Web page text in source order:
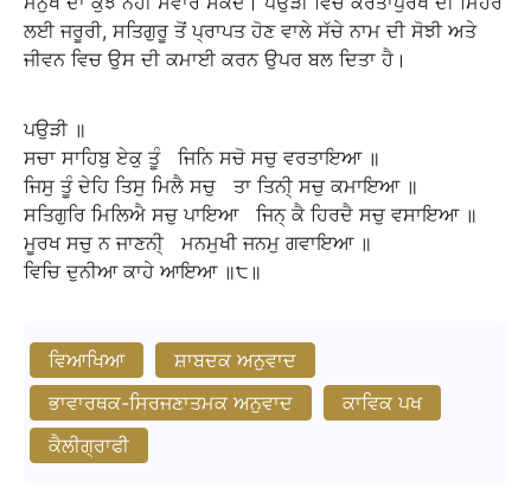
ਲਈ ਜਰੂਰੀ, ਸਤਿਗੁਰੂ ਤੋਂ ਪ੍ਰਾਪਤ ਹੋਣ ਵਾਲੇ ਸੱਚੇ ਨਾਮ ਦੀ ਸੋਝੀ ਅਤੇ
ਜੀਵਨ ਵਿਚ ਉਸ ਦੀ ਕਮਾਈ ਕਰਨ ਉਪਰ ਬਲ ਦਿਤਾ ਹੈ।
ਪਉੜੀ ॥
ਸਚਾ ਸਾਹਿਬੁ ਏਕੁ ਤੂੰ ਜਿਨਿ ਸਚੋ ਸਚੁ ਵਰਤਾਇਆ ॥
ਜਿਸੁ ਤੂੰ ਦੇਹਿ ਤਿਸੁ ਮਿਲੈ ਸਚੁ ਤਾ ਤਿਨੀ੍ ਸਚੁ ਕਮਾਇਆ ॥
ਸਤਿਗੁਰਿ ਮਿਲਿਐ ਸਚੁ ਪਾਇਆ ਜਿਨ੍ ਕੈ ਹਿਰਦੈ ਸਚੁ ਵਸਾਇਆ ॥
ਮੂਰਖ ਸਚੁ ਨ ਜਾਣਨੀ੍ ਮਨਮੁਖੀ ਜਨਮੁ ਗਵਾਇਆ ॥
ਵਿਚਿ ਦੁਨੀਆ ਕਾਹੇ ਆਇਆ ॥੮॥
ਵਿਆਖਿਆ
ਸ਼ਾਬਦਕ ਅਨੁਵਾਦ
ਭਾਵਾਰਥਕ-ਸਿਰਜਣਾਤਮਕ ਅਨੁਵਾਦ
ਕਾਵਿਕ ਪਖ
ਕੈਲੀਗ੍ਰਾਫੀ